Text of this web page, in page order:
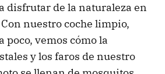
disfrutar de la naturaleza en
nuestro coche limpio,
poco, vemos cómo la
y los faros de nuestro